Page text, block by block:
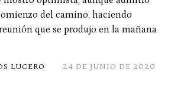
del camino, haciendo
que se produjo en la mañana
24 DE JUNIO DE 2020
LUCERO